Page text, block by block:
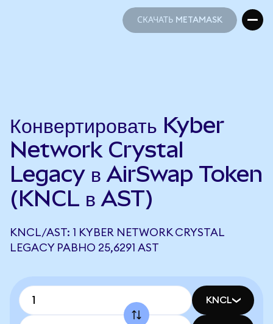
СКАЧАТЬ METAMASK
Конвертировать Kyber
Network Crystal
Legacy в AirSwap Token
(KNCL в AST)
KNCL/AST: 1 KYBER NETWORK CRYSTAL
LEGACY РАВНО 25,6291 AST
KNCL